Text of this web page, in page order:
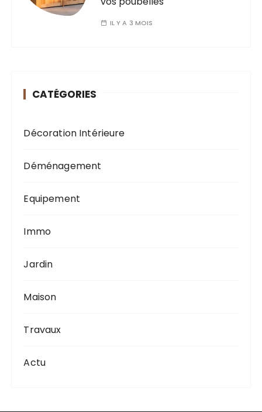
IL Y A 3 MOIS
CATÉGORIES
Décoration Intérieure
Déménagement
Equipement
Immo
Jardin
Maison
Travaux
Actu